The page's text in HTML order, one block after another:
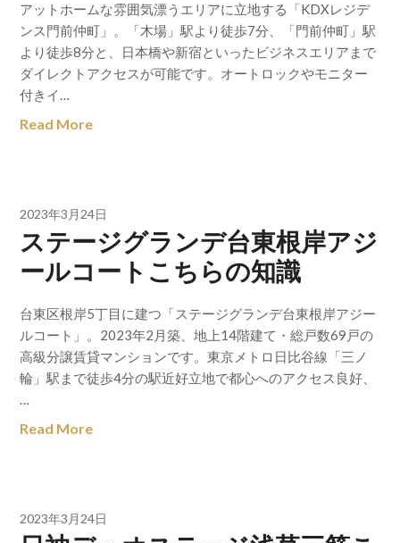
アットホームな雰囲気漂うエリアに立地する「KDXレジデ
ンス門前仲町」。「木場」駅より徒歩7分、「門前仲町」駅
より徒歩8分と、日本橋や新宿といったビジネスエリアまで
ダイレクトアクセスが可能です。オートロックやモニター
付きイ…
Read More
2023年3月24日
ステージグランデ台東根岸アジ
ールコートこちらの知識
台東区根岸5丁目に建つ「ステージグランデ台東根岸アジー
ルコート」。2023年2月築、地上14階建て・総戸数69戸の
高級分譲賃貸マンションです。東京メトロ日比谷線「三ノ
輪」駅まで徒歩4分の駅近好立地で都心へのアクセス良好、
…
Read More
2023年3月24日